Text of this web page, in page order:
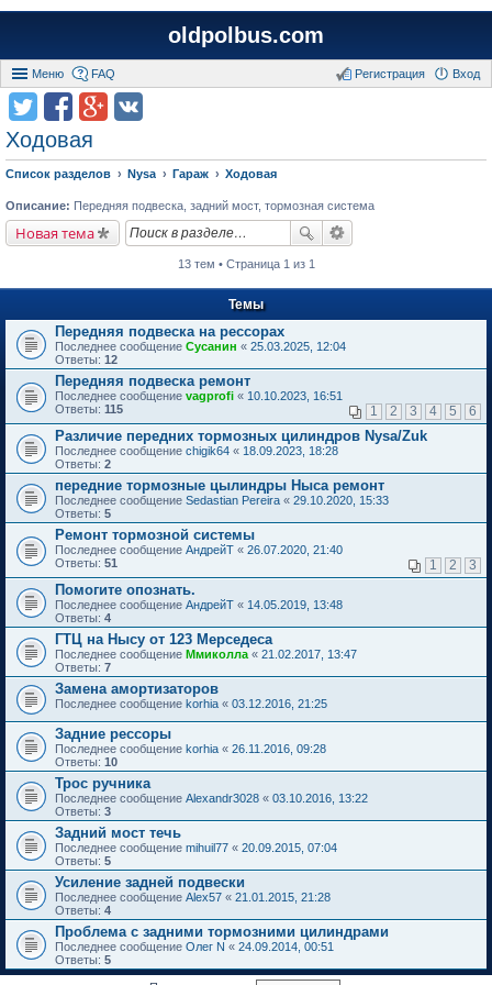
oldpolbus.com
Меню FAQ Вход
Регистрация
Ходовая
Список разделов Nysa Гараж Ходовая
Описание: Передняя подвеска, задний мост, тормозная система
Новая тема
13 тем • Страница 1 из 1
Темы
Передняя подвеска на рессорах
Последнее сообщение Сусанин « 25.03.2025, 12:04
Ответы: 12
Передняя подвеска ремонт
Последнее сообщение vagprofi « 10.10.2023, 16:51
Ответы: 115 1 2 3 4 5 6
Различие передних тормозных цилиндров Nysa/Zuk
Последнее сообщение chigik64 « 18.09.2023, 18:28
Ответы: 2
передние тормозные цылиндры Ныса ремонт
Последнее сообщение Sedastian Pereira « 29.10.2020, 15:33
Ответы: 5
Ремонт тормозной системы
Последнее сообщение АндрейТ « 26.07.2020, 21:40
Ответы: 51 1 2 3
Помогите опознать.
Последнее сообщение АндрейТ « 14.05.2019, 13:48
Ответы: 4
ГТЦ на Нысу от 123 Мерседеса
Последнее сообщение Ммиколла « 21.02.2017, 13:47
Ответы: 7
Замена амортизаторов
Последнее сообщение korhia « 03.12.2016, 21:25
Задние рессоры
Последнее сообщение korhia « 26.11.2016, 09:28
Ответы: 10
Трос ручника
Последнее сообщение Alexandr3028 « 03.10.2016, 13:22
Ответы: 3
Задний мост течь
Последнее сообщение mihuil77 « 20.09.2015, 07:04
Ответы: 5
Усиление задней подвески
Последнее сообщение Alex57 « 21.01.2015, 21:28
Ответы: 4
Проблема с задними тормозними цилиндрами
Последнее сообщение Олег N « 24.09.2014, 00:51
Ответы: 5